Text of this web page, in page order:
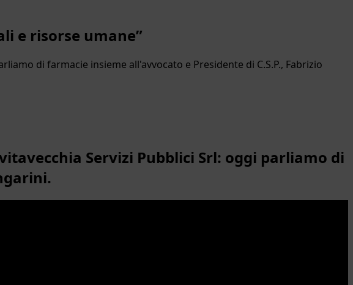
e risorse umane”
di farmacie insieme all'avvocato e Presidente di C.S.P., Fabrizio
Servizi Pubblici Srl: oggi parliamo di